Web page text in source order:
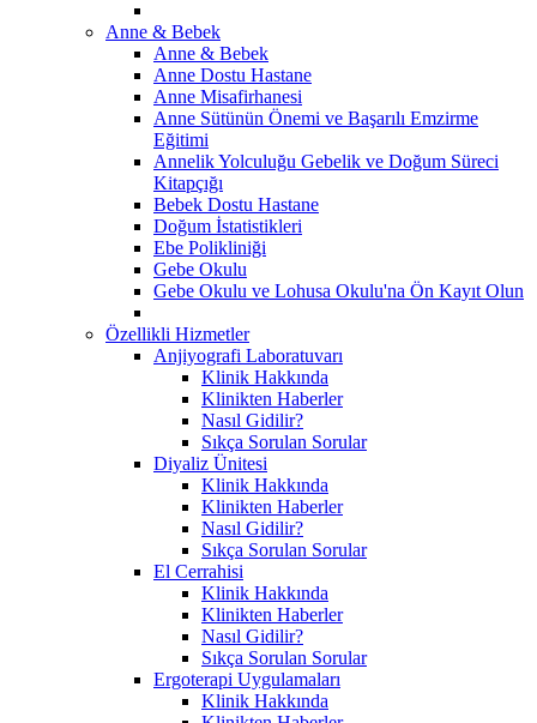
Anne & Bebek
Anne & Bebek
Anne Dostu Hastane
Anne Misafirhanesi
Anne Sütünün Önemi ve Başarılı Emzirme
Eğitimi
Annelik Yolculuğu Gebelik ve Doğum Süreci
Kitapçığı
Bebek Dostu Hastane
Doğum İstatistikleri
Ebe Polikliniği
Gebe Okulu
Gebe Okulu ve Lohusa Okulu'na Ön Kayıt Olun
Özellikli Hizmetler
Anjiyografi Laboratuvarı
Klinik Hakkında
Klinikten Haberler
Nasıl Gidilir?
Sıkça Sorulan Sorular
Diyaliz Ünitesi
Klinik Hakkında
Klinikten Haberler
Nasıl Gidilir?
Sıkça Sorulan Sorular
El Cerrahisi
Klinik Hakkında
Klinikten Haberler
Nasıl Gidilir?
Sıkça Sorulan Sorular
Ergoterapi Uygulamaları
Klinik Hakkında